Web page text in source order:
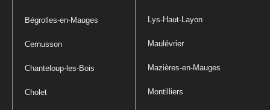
Bégrolles-en-Mauges
Cernusson
Chanteloup-les-Bois
Cholet
Lys-Haut-Layon
Maulévrier
Mazières-en-Mauges
Montilliers